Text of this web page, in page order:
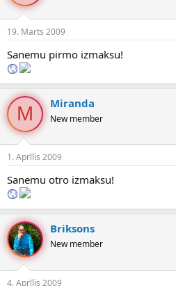
19. Marts 2009
Sanemu pirmo izmaksu!
M Miranda
New member
1. Aprīlis 2009
Sanemu otro izmaksu!
Briksons
New member
4. Aprīlis 2009